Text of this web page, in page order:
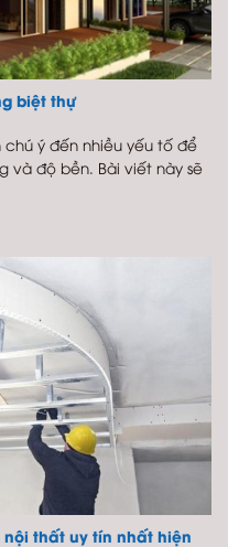
biệt thự
ý đến nhiều yếu tố để
và độ bền. Bài viết này sẽ
nội thất uy tín nhất hiện